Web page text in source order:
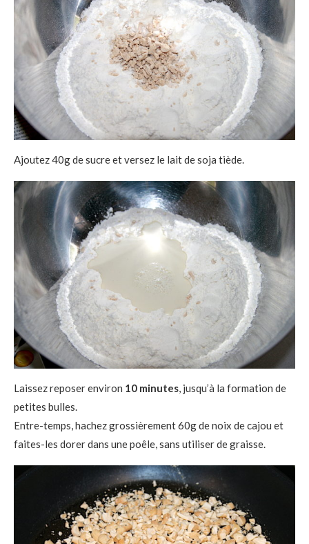
Ajoutez 40g de sucre et versez le lait de soja tiède.
Laissez reposer environ 10 minutes, jusqu’à la formation de
petites bulles.
Entre-temps, hachez grossièrement 60g de noix de cajou et
faites-les dorer dans une poêle, sans utiliser de graisse.